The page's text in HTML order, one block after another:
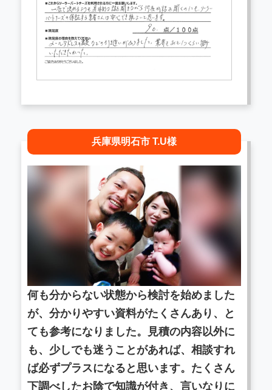
兵庫県明石市 T.U様
何も分からない状態から検討を始めました
が、分かりやすい資料がたくさんあり、と
ても参考になりました。見積の内容以外に
も、少しでも迷うことがあれば、相談すれ
ば必ずプラスになると思います。たくさん
下調べしたお陰で知識が付き、言いなりに